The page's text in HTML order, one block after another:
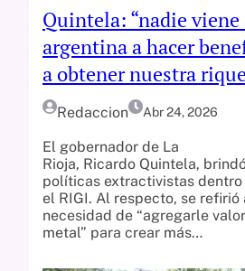
Quintela: “nadie viene
argentina a hacer
a obtener nuestra
Redaccion Abr 24, 2026
El gobernador de La
Rioja, Ricardo Quintela,
políticas extractivistas
el RIGI. Al respecto, se refirió
necesidad de “agregarle
metal” para crear más…